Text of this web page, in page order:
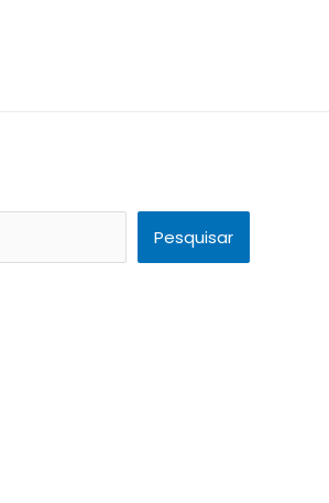
Pesquisar